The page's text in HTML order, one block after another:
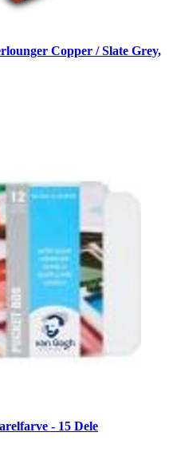
Copper / Slate Grey,
- 15 Dele